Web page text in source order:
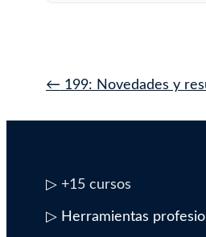
Navegación
← 199: Novedades y
▷ +15 cursos
▷ Herramientas